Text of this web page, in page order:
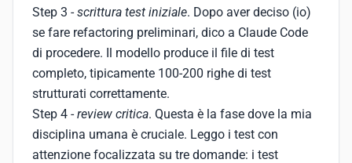
Step 3 -scrittura test iniziale. Dopo aver deciso (io)
se fare refactoring preliminari, dico a Claude Code
di procedere. Il modello produce il file di test
completo, tipicamente 100-200 righe di test
strutturati correttamente.
Step 4 -review critica. Questa è la fase dove la mia
disciplina umana è cruciale. Leggo i test con
attenzione focalizzata su tre domande: i test